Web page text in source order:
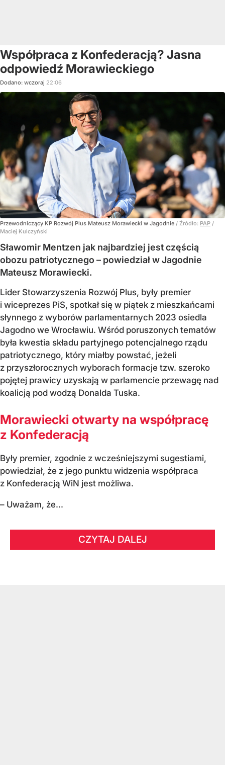
Współpraca z Konfederacją? Jasna
odpowiedź Morawieckiego
Dodano: wczoraj 22:06
Przewodniczący KP Rozwój Plus Mateusz Morawiecki w Jagodnie / Źródło: PAP /
Maciej Kulczyński
Sławomir Mentzen jak najbardziej jest częścią
obozu patriotycznego – powiedział w Jagodnie
Mateusz Morawiecki.
Lider Stowarzyszenia Rozwój Plus, były premier
i wiceprezes PiS, spotkał się w piątek z mieszkańcami
słynnego z wyborów parlamentarnych 2023 osiedla
Jagodno we Wrocławiu. Wśród poruszonych tematów
była kwestia składu partyjnego potencjalnego rządu
patriotycznego, który miałby powstać, jeżeli
z przyszłorocznych wyborach formacje tzw. szeroko
pojętej prawicy uzyskają w parlamencie przewagę nad
koalicją pod wodzą Donalda Tuska.
Morawiecki otwarty na współpracę
z Konfederacją
Były premier, zgodnie z wcześniejszymi sugestiami,
powiedział, że z jego punktu widzenia współpraca
z Konfederacją WiN jest możliwa.
– Uważam, że...
CZYTAJ DALEJ